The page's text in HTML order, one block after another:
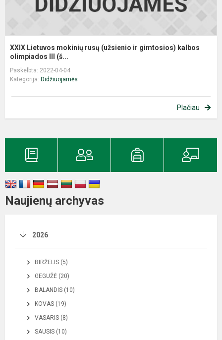
XXIX Lietuvos mokinių rusų (užsienio ir gimtosios) kalbos
olimpiados III (š...
Paskelbta: 2022-04-04
Kategorija: Didžiuojamės
Plačiau
Naujienų archyvas
2026
BIRŽELIS (5)
GEGUŽĖ (20)
BALANDIS (10)
KOVAS (19)
VASARIS (8)
SAUSIS (10)